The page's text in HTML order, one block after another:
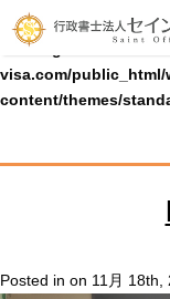
Warning : Uninitialized
visa.com/public_html/
content/themes/
Posted in on 11月 18th,